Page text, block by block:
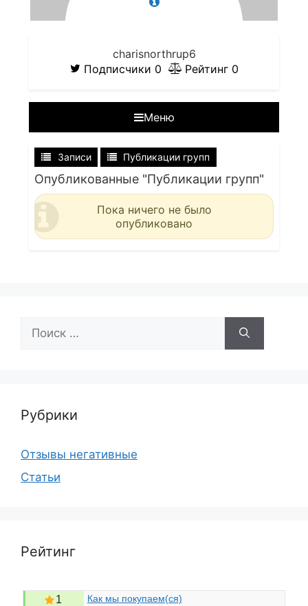
charisnorthrup6
Подписчики 0 Рейтинг 0
Меню
Записи Публикации групп
Опубликованные "Публикации групп"
Пока ничего не было
опубликовано
Рубрики
Отзывы негативные
Статьи
Рейтинг
1 Как мы покупаем(ся)